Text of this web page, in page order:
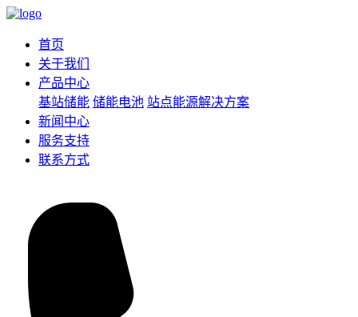
首页
关于我们
产品中心
基站储能 储能电池 站点能源解决方案
新闻中心
服务支持
联系方式